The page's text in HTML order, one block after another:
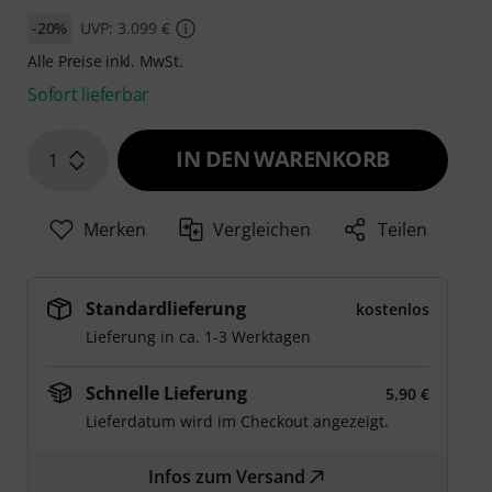
-20%
UVP: 3.099 €
Alle Preise inkl. MwSt.
Sofort lieferbar
1 IN DEN WARENKORB
Merken Vergleichen Teilen
Standardlieferung
kostenlos
Lieferung in ca. 1-3 Werktagen
Schnelle Lieferung
5,90 €
Lieferdatum wird im Checkout angezeigt.
Infos zum Versand